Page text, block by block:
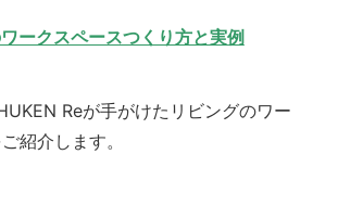
ークスペースつくり方と実例
Reが手がけたリビングのワー
紹介します。